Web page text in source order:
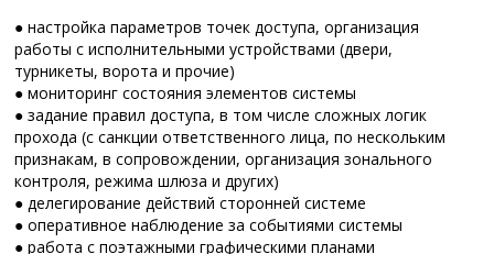
● настройка параметров точек доступа, организация
работы с исполнительными устройствами (двери,
турникеты, ворота и прочие)
● мониторинг состояния элементов системы
● задание правил доступа, в том числе сложных логик
прохода (с санкции ответственного лица, по нескольким
признакам, в сопровождении, организация зонального
контроля, режима шлюза и других)
● делегирование действий сторонней системе
● оперативное наблюдение за событиями системы
● работа с поэтажными графическими планами